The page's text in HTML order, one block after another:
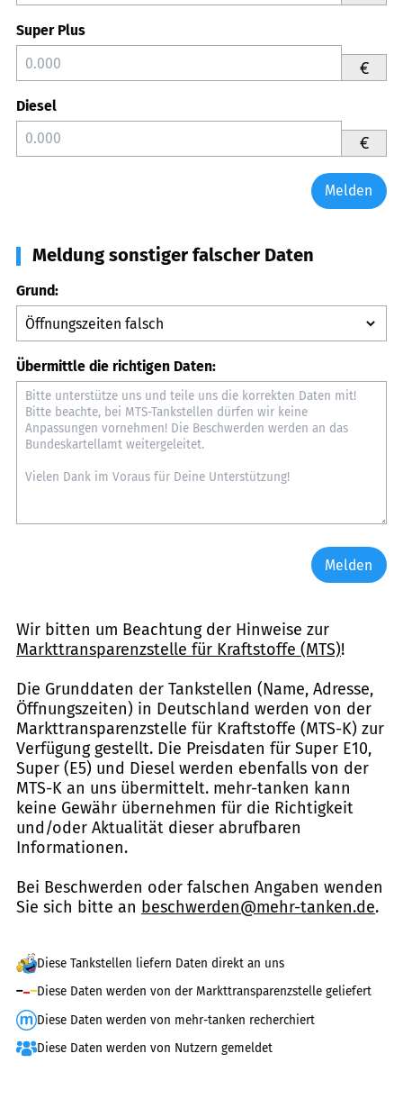
Super Plus
€
Diesel
€
Melden
Meldung sonstiger falscher Daten
Grund:
Übermittle die richtigen Daten:
Melden
Wir bitten um Beachtung der Hinweise zur
Markttransparenzstelle für Kraftstoffe (MTS)!
Die Grunddaten der Tankstellen (Name, Adresse,
Öffnungszeiten) in Deutschland werden von der
Markttransparenzstelle für Kraftstoffe (MTS-K) zur
Verfügung gestellt. Die Preisdaten für Super E10,
Super (E5) und Diesel werden ebenfalls von der
MTS-K an uns übermittelt. mehr-tanken kann
keine Gewähr übernehmen für die Richtigkeit
und/oder Aktualität dieser abrufbaren
Informationen.
Bei Beschwerden oder falschen Angaben wenden
Sie sich bitte an beschwerden@mehr-tanken.de.
Diese Tankstellen liefern Daten direkt an uns
Diese Daten werden von der Markttransparenzstelle geliefert
Diese Daten werden von mehr-tanken recherchiert
Diese Daten werden von Nutzern gemeldet